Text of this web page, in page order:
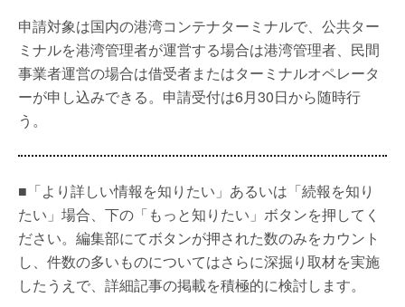
申請対象は国内の港湾コンテナターミナルで、公共ター
ミナルを港湾管理者が運営する場合は港湾管理者、民間
事業者運営の場合は借受者またはターミナルオペレータ
ーが申し込みできる。申請受付は6月30日から随時行
う。
■「より詳しい情報を知りたい」あるいは「続報を知り
たい」場合、下の「もっと知りたい」ボタンを押してく
ださい。編集部にてボタンが押された数のみをカウント
し、件数の多いものについてはさらに深掘り取材を実施
したうえで、詳細記事の掲載を積極的に検討します。